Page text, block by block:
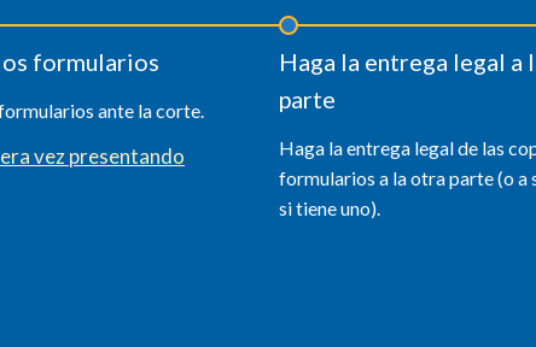
formularios
ante la corte.
vez presentando
Haga la entrega legal a
parte
Haga la entrega legal de las
formularios a la otra parte (o a
si tiene uno).